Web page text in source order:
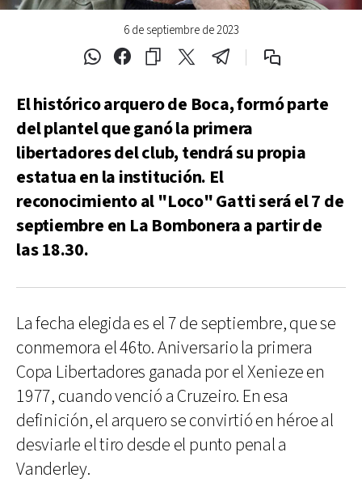
6 de septiembre de 2023
El histórico arquero de Boca, formó parte
del plantel que ganó la primera
libertadores del club, tendrá su propia
estatua en la institución. El
reconocimiento al "Loco" Gatti será el 7 de
septiembre en La Bombonera a partir de
las 18.30.
La fecha elegida es el 7 de septiembre, que se
conmemora el 46to. Aniversario la primera
Copa Libertadores ganada por el Xenieze en
1977, cuando venció a Cruzeiro. En esa
definición, el arquero se convirtió en héroe al
desviarle el tiro desde el punto penal a
Vanderley.